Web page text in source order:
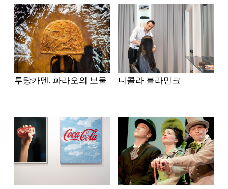
투탕카멘, 파라오의 보물 니콜라 블라민크